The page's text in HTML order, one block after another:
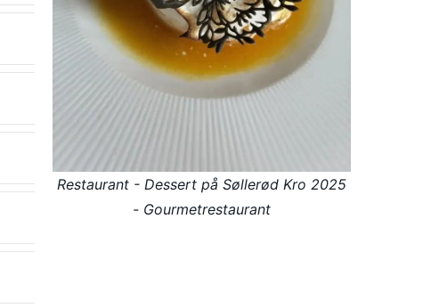
Restaurant - Dessert på Søllerød Kro 2025
- Gourmetrestaurant